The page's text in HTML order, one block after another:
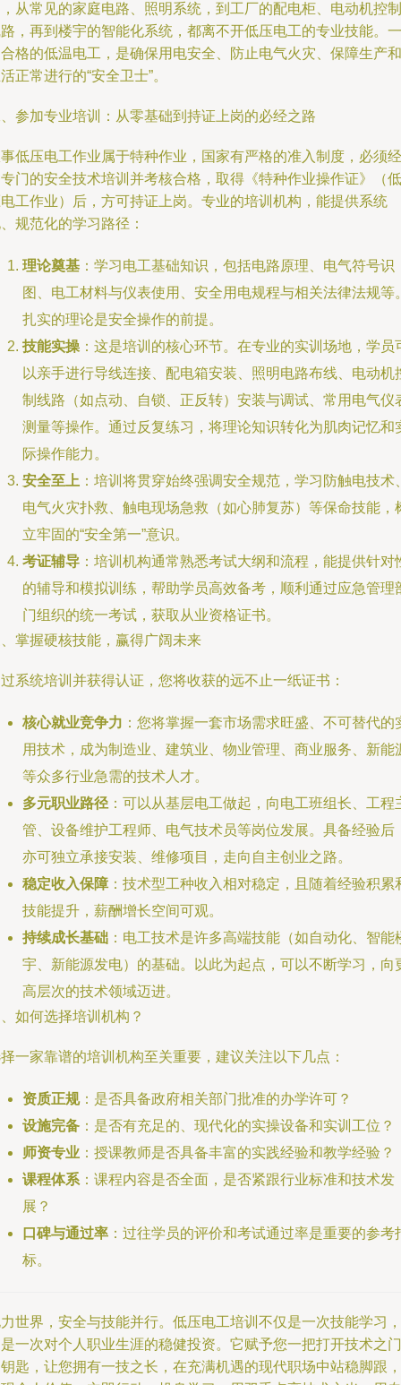
从常见的家庭电路、照明系统，到工厂的配电柜、电动机控制
，再到楼宇的智能化系统，都离不开低压电工的专业技能。一
格的低温电工，是确保用电安全、防止电气火灾、保障生产和
正常进行的“安全卫士”。
参加专业培训：从零基础到持证上岗的必经之路
低压电工作业属于特种作业，国家有严格的准入制度，必须经
门的安全技术培训并考核合格，取得《特种作业操作证》（低
工作业）后，方可持证上岗。专业的培训机构，能提供系统
规范化的学习路径：
理论奠基 ：学习电工基础知识，包括电路原理、电气符号识
图、电工材料与仪表使用、安全用电规程与相关法律法规等
扎实的理论是安全操作的前提。
技能实操 ：这是培训的核心环节。在专业的实训场地，学员
以亲手进行导线连接、配电箱安装、照明电路布线、电动机
制线路（如点动、自锁、正反转）安装与调试、常用电气仪
测量等操作。通过反复练习，将理论知识转化为肌肉记忆和
际操作能力。
安全至上 ：培训将贯穿始终强调安全规范，学习防触电技术
电气火灾扑救、触电现场急救（如心肺复苏）等保命技能，
立牢固的“安全第一”意识。
考证辅导 ：培训机构通常熟悉考试大纲和流程，能提供针对
的辅导和模拟训练，帮助学员高效备考，顺利通过应急管理
门组织的统一考试，获取从业资格证书。
掌握硬核技能，赢得广阔未来
系统培训并获得认证，您将收获的远不止一纸证书：
核心就业竞争力 ：您将掌握一套市场需求旺盛、不可替代的
用技术，成为制造业、建筑业、物业管理、商业服务、新能
等众多行业急需的技术人才。
多元职业路径 ：可以从基层电工做起，向电工班组长、工程
管、设备维护工程师、电气技术员等岗位发展。具备经验后
亦可独立承接安装、维修项目，走向自主创业之路。
稳定收入保障 ：技术型工种收入相对稳定，且随着经验积累
技能提升，薪酬增长空间可观。
持续成长基础 ：电工技术是许多高端技能（如自动化、智能
宇、新能源发电）的基础。以此为起点，可以不断学习，向
高层次的技术领域迈进。
如何选择培训机构？
一家靠谱的培训机构至关重要，建议关注以下几点：
资质正规：是否具备政府相关部门批准的办学许可？
设施完备 ：是否有充足的、现代化的实操设备和实训工位？
师资专业 ：授课教师是否具备丰富的实践经验和教学经验？
课程体系 ：课程内容是否全面，是否紧跟行业标准和技术发
展？
口碑与通过率 ：过往学员的评价和考试通过率是重要的参考
标。
世界，安全与技能并行。低压电工培训不仅是一次技能学习，
一次对个人职业生涯的稳健投资。它赋予您一把打开技术之门
匙，让您拥有一技之长，在充满机遇的现代职场中站稳脚跟，